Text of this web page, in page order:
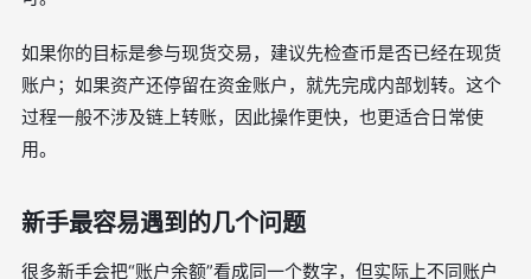
如果你的目标是参与现货交易，建议先检查币是否已经在现货
账户；如果资产还停留在资金账户，就先完成内部划转。这个
过程一般不涉及链上转账，因此操作更快，也更适合日常使
用。
新手最容易遇到的几个问题
很多新手会把“账户余额”看成同一个数字，但实际上不同账户